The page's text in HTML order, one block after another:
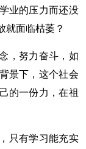
业的压力而还没
就面临枯萎？
，努力奋斗，如
景下，这个社会
的一份力，在祖
只有学习能充实